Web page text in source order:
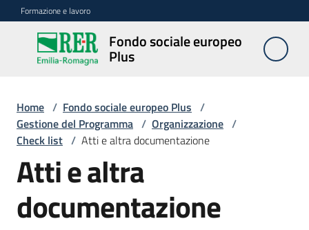
Vai al contenuto
Vai alla navigazione
Vai al footer
Formazione e lavoro
Fondo sociale europeo
Plus
Fondo
sociale
Plus
Programmazione
2021-
2027
Home / Fondo sociale europeo Plus /
Gestione del Programma / Organizzazione /
Check list / Atti e altra documentazione
Atti e altra
documentazione